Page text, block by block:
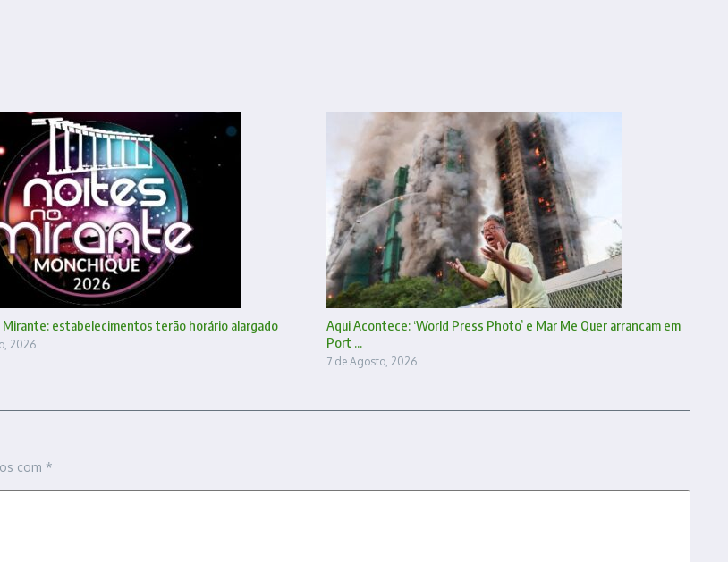
estabelecimentos terão horário alargado
2026
Aqui Acontece: ‘World Press Photo’ e Mar Me Quer arrancam em
Port ...
7 de Agosto, 2026
com *